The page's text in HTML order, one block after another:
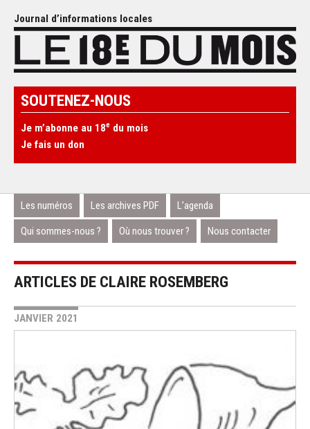
Journal d’informations locales
SOUTENEZ-NOUS
Je m’abonne au 18e du mois
Je fais un don
Les numéros Les archives PDF L’agenda
Qui sommes-nous ? Où nous trouver ? Nous contacter
ARTICLES DE CLAIRE ROSEMBERG
JANVIER 2021